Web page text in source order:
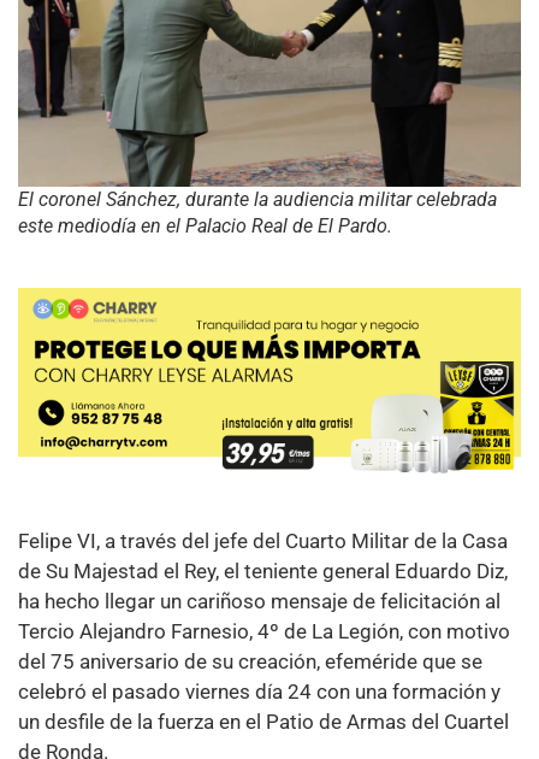
El coronel Sánchez, durante la audiencia militar celebrada
este mediodía en el Palacio Real de El Pardo.
Felipe VI, a través del jefe del Cuarto Militar de la Casa
de Su Majestad el Rey, el teniente general Eduardo Diz,
ha hecho llegar un cariñoso mensaje de felicitación al
Tercio Alejandro Farnesio, 4º de La Legión, con motivo
del 75 aniversario de su creación, efeméride que se
celebró el pasado viernes día 24 con una formación y
un desfile de la fuerza en el Patio de Armas del Cuartel
de Ronda.